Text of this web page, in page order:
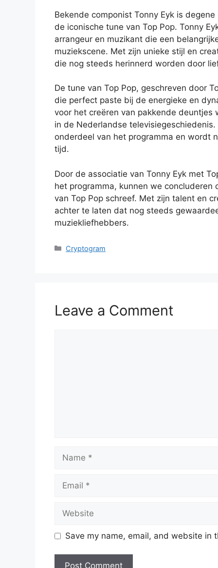
Bekende componist Tonny Eyk is
de iconische tune van Top Pop. Tonny
arrangeur en muzikant die een
muziekscene. Met zijn unieke stijl en
die nog steeds herinnerd worden door
De tune van Top Pop, geschreven door
die perfect paste bij de energieke en
voor het creëren van pakkende
in de Nederlandse
onderdeel van het programma en wordt
tijd.
Door de associatie van Tonny Eyk met
het programma, kunnen we
van Top Pop schreef. Met zijn talent en
achter te laten dat nog steeds
muziekliefhebbers.
Categories
Cryptogram
Leave a Comment
Save my name, email, and website in